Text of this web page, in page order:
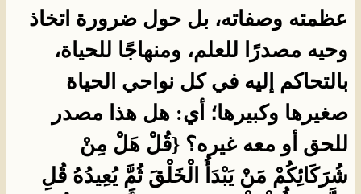
عظمته وصفاته، بل حول ضرورة اتخاذ
وحيه مصدرًا للعلم، ومنهاجًا للحياة،
بالتحاكم إليه في كل نواحي الحياة
صغيرها وكبيرها؛ أي: هل هذا مصدر
للحق أو معه غيره؟ {قُلْ هَلْ مِنْ
شُرَكَائِكُمْ مَنْ يَبْدَأُ الْخَلْقَ ثُمَّ يُعِيدُهُ قُلِ